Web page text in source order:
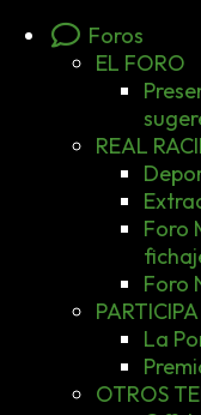
Foros
EL FORO
REAL
Foro
Foro
PARTICIPA
La
OTROS